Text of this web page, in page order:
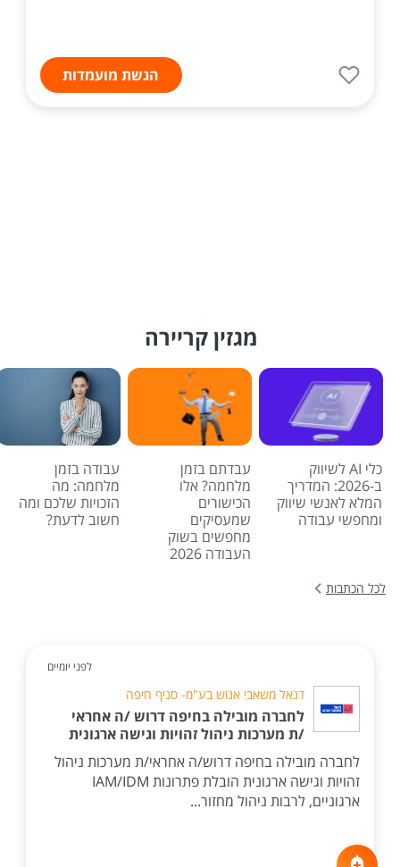
הגשת מועמדות
מגזין קריירה
כלי AI לשיווק
ב-2026: המדריך
המלא לאנשי שיווק
ומחפשי עבודה
עבדתם בזמן
מלחמה? אלו
הכישורים
שמעסיקים
מחפשים בשוק
העבודה 2026
עבודה בזמן
מלחמה: מה
הזכויות שלכם ומה
חשוב לדעת?
לכל הכתבות
לפני יומיים
דנאל משאבי אנוש בע"מ- סניף חיפה
לחברה מובילה בחיפה דרוש /ה אחראי
/ת מערכות ניהול זהויות וגישה ארגונית
לחברה מובילה בחיפה דרוש/ה אחראי/ת מערכות ניהול
זהויות וגישה ארגונית הובלת פתרונות IAM/IDM
ארגוניים, לרבות ניהול מחזור...